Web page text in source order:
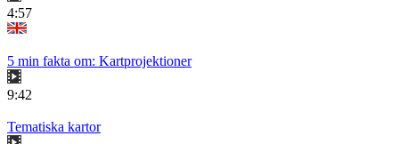
4:57
5 min fakta om: Kartprojektioner
9:42
Tematiska kartor